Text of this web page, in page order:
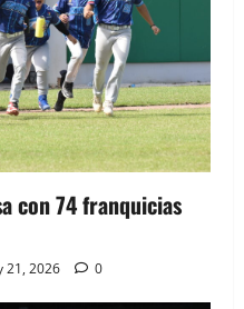
con 74 franquicias
21, 2026 0